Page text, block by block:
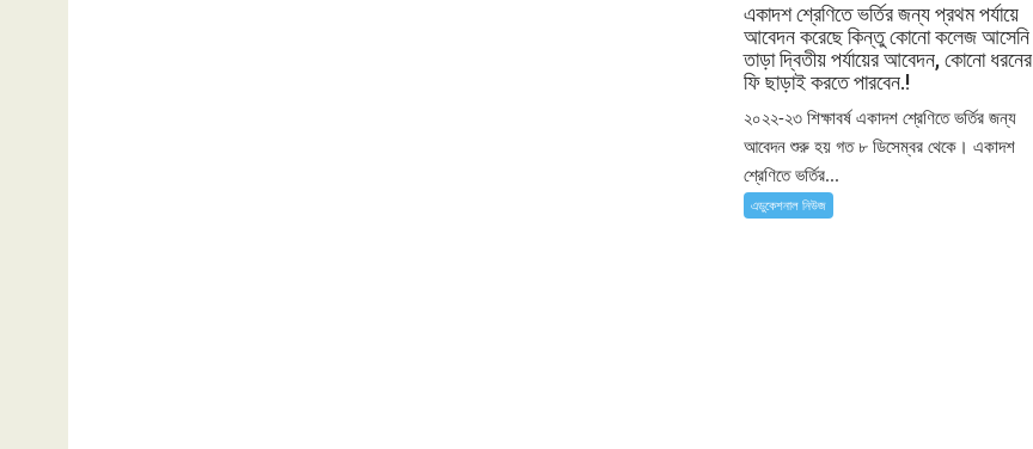
একাদশ শ্রেণিতে ভর্তির জন্য প্রথম পর্যায়ে
আবেদন করেছে কিন্তু কোনো কলেজ আসেনি
তাড়া দ্বিতীয় পর্যায়ের আবেদন, কোনো ধরনের
ফি ছাড়াই করতে পারবেন.!
২০২২-২৩ শিক্ষাবর্ষ একাদশ শ্রেণিতে ভর্তির জন্য
আবেদন শুরু হয় গত ৮ ডিসেম্বর থেকে। একাদশ
শ্রেণিতে ভর্তির...
এডুকেশনাল নিউজ